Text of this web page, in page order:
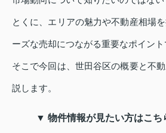
とくに、エリアの魅力や不動産相場
ーズな売却につながる重要なポイント
そこで今回は、世田谷区の概要と不
説します。
▼ 物件情報が見たい方はこ